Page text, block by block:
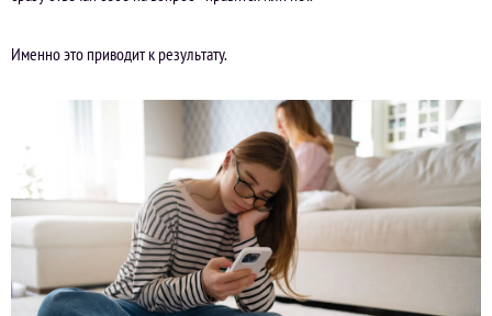
Именно это приводит к результату.